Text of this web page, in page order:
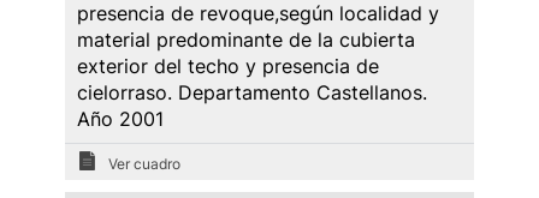
presencia de revoque,según localidad y
material predominante de la cubierta
exterior del techo y presencia de
cielorraso. Departamento Castellanos.
Año 2001
Ver cuadro